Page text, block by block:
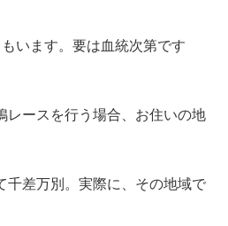
います。要は血統次第です
レースを行う場合、お住いの地
千差万別。実際に、その地域で